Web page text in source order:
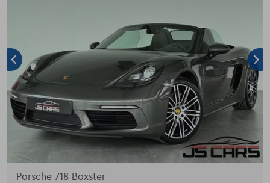
Porsche 718 Boxster